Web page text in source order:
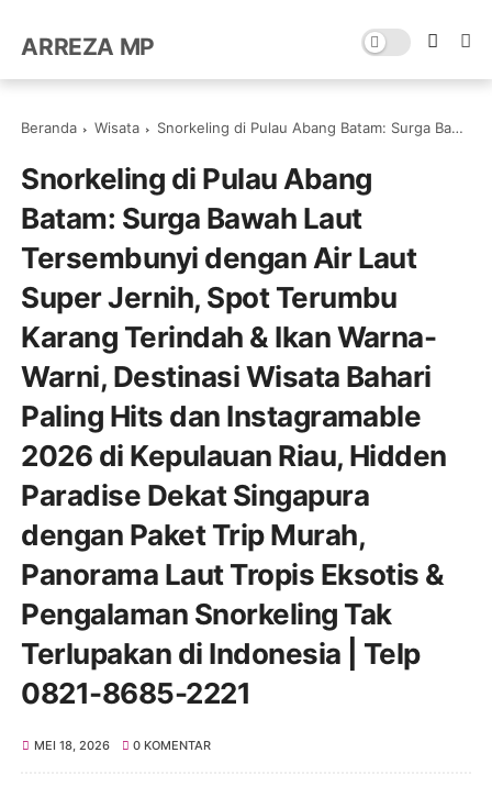
ARREZA MP
Beranda Wisata Snorkeling di Pulau Abang Batam: Surga Bawah Laut Tersembunyi dengan Air Laut Super Jernih, Spot Terumbu Karang Terindah & Ikan Warna-Warni, Destinasi Wisata Bahari Paling Hits dan Instagramable 2026 di Kepulauan Riau, Hidden Paradise Dekat Singapura dengan Paket Trip Murah, Panorama Laut Tropis Eksotis & Pengalaman Snorkeling Tak Terlupakan di Indonesia | Telp 0821-8685-2221
Snorkeling di Pulau Abang
Batam: Surga Bawah Laut
Tersembunyi dengan Air Laut
Super Jernih, Spot Terumbu
Karang Terindah & Ikan Warna-
Warni, Destinasi Wisata Bahari
Paling Hits dan Instagramable
2026 di Kepulauan Riau, Hidden
Paradise Dekat Singapura
dengan Paket Trip Murah,
Panorama Laut Tropis Eksotis &
Pengalaman Snorkeling Tak
Terlupakan di Indonesia | Telp
0821-8685-2221
MEI 18, 2026 0 KOMENTAR